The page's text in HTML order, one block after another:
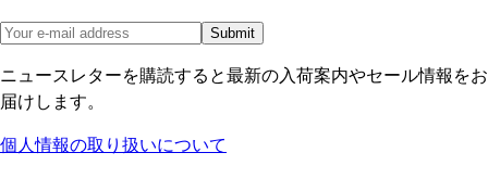
Submit
ニュースレターを購読すると最新の入荷案内やセール情報をお
届けします。
個人情報の取り扱いについて